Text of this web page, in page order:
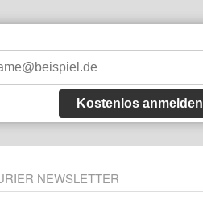
Kostenlos anmelden
NEWSLETTER